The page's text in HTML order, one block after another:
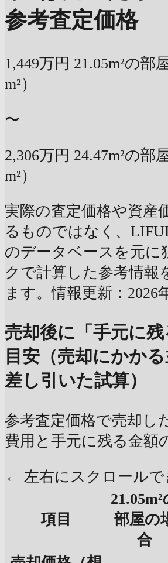
参考査定価格
1,449万円 21.05m²の部
m²）
〜
2,306万円 24.47m²の部
m²）
実際の査定価格や資産
るものではなく、
のデータベースを元に
クで計算した参考情報
ます。情報更新：2026
売却後に「手元に
目安（売却にかか
差し引いた試算）
参考査定価格で売却し
費用と手元に残る金額
← 左右にスクロール
項目
21.05m²
部屋の
合